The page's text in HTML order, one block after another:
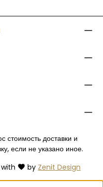
by Zenit Design
доставки и
если не указано иное.